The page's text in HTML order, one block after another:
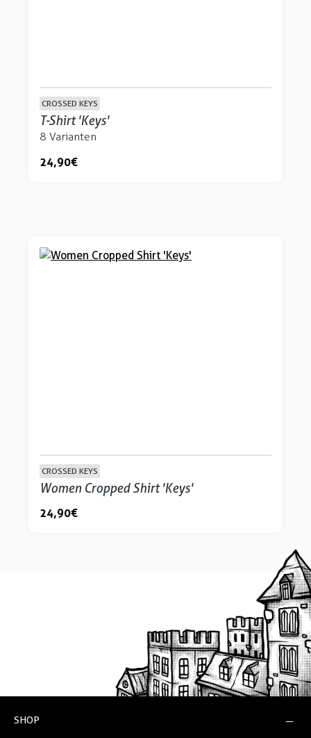
CROSSED KEYS
T-Shirt 'Keys'
8 Varianten
24,90 €
CROSSED KEYS
Women Cropped Shirt 'Keys'
24,90 €
SHOP